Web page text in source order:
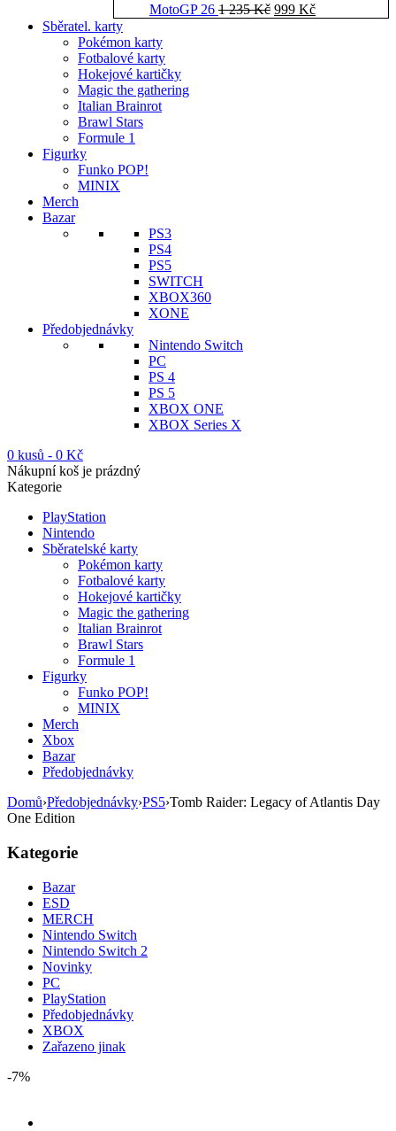
MotoGP 26 1 235Kč Původní
999 KčAktuální
Sběratel. karty
Pokémon karty
Fotbalové karty
Hokejové kartičky
Magic the gathering
Italian Brainrot
Brawl Stars
Formule 1
Figurky
Funko POP!
MINIX
Merch
Bazar
PS3
PS4
PS5
SWITCH
XBOX360
XONE
Předobjednávky
Nintendo Switch
PC
PS 4
PS 5
XBOX ONE
XBOX Series X
0 kusů - 0 Kč
Nákupní koš je prázdný
Kategorie
PlayStation
Nintendo
Sběratelské karty
Pokémon karty
Fotbalové karty
Hokejové kartičky
Magic the gathering
Italian Brainrot
Brawl Stars
Formule 1
Figurky
Funko POP!
MINIX
Merch
Xbox
Bazar
Předobjednávky
Domů›Předobjednávky›PS5›Tomb Raider: Legacy of Atlantis Day
One Edition
Kategorie
Bazar
ESD
MERCH
Nintendo Switch
Nintendo Switch 2
Novinky
PC
PlayStation
Předobjednávky
XBOX
Zařazeno jinak
-7%